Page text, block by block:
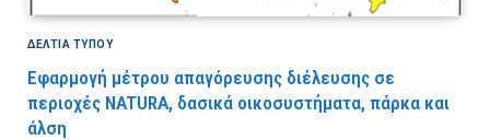
ΔΕΛΤΙΑ ΤΥΠΟΥ
Εφαρμογή μέτρου απαγόρευσης διέλευσης σε
περιοχές NATURA, δασικά οικοσυστήματα, πάρκα και
άλση